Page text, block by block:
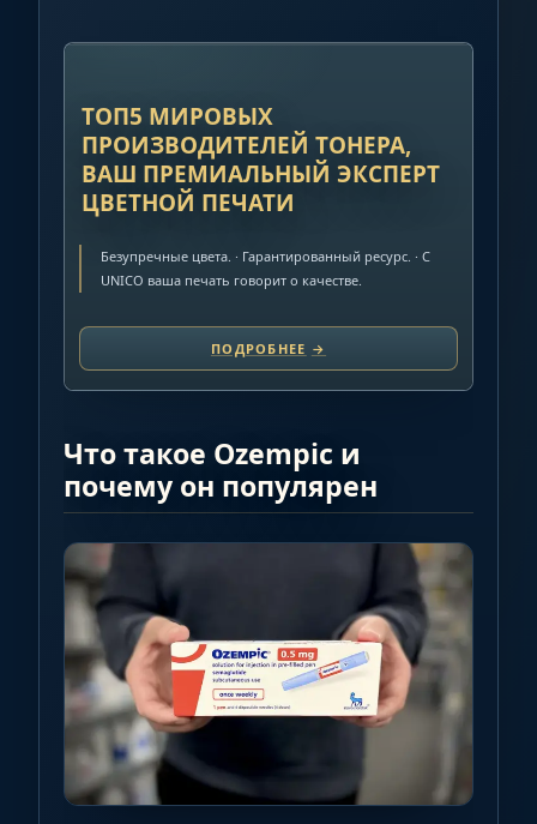
ТОП5 МИРОВЫХ
ПРОИЗВОДИТЕЛЕЙ ТОНЕРА,
ВАШ ПРЕМИАЛЬНЫЙ ЭКСПЕРТ
ЦВЕТНОЙ ПЕЧАТИ
Безупречные цвета. · Гарантированный ресурс. · C
UNICO ваша печать говорит о качестве.
ПОДРОБНЕЕ →
Что такое Ozempic и
почему он популярен